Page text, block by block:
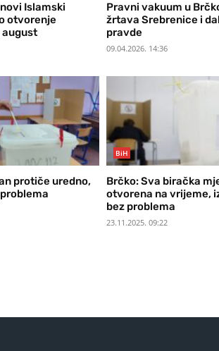
Islamski
otvorenje
august
Pravni vakuum u
žrtava Srebrenice i
pravde
09.04.2026. 14:36
protiče uredno,
BiH
Brčko: Sva biračka
otvorena na vrijeme,
bez problema
23.11.2025. 09:22